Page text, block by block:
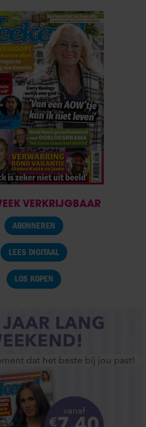
VERKRIJGBAAR
ABONNEREN
LEES DIGITAAL
LOS KOPEN